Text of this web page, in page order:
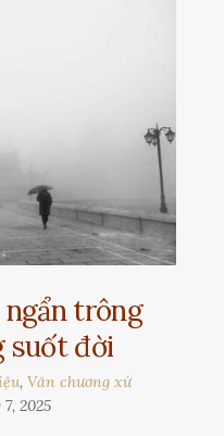
ngẩn trông
suốt đời
,Văn chương xứ
2025